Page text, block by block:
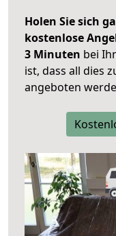
Holen Sie sich
kostenlose
3 Minuten bei
ist, dass all dies
angeboten